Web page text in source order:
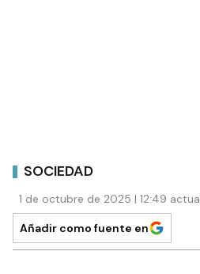
SOCIEDAD
1 de octubre de 2025 | 12:49
Añadir como fuente en